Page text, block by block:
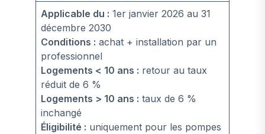
Applicable du : 1er janvier 2026 au 31
décembre 2030
Conditions : achat + installation par un
professionnel
Logements < 10 ans : retour au taux
réduit de 6 %
Logements > 10 ans : taux de 6 %
inchangé
Éligibilité : uniquement pour les pompes